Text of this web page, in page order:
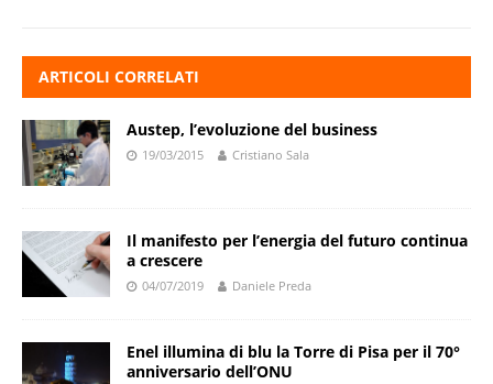
ARTICOLI CORRELATI
Austep, l’evoluzione del business
19/03/2015 Cristiano Sala
Il manifesto per l’energia del futuro continua
a crescere
04/07/2019 Daniele Preda
Enel illumina di blu la Torre di Pisa per il 70°
anniversario dell’ONU